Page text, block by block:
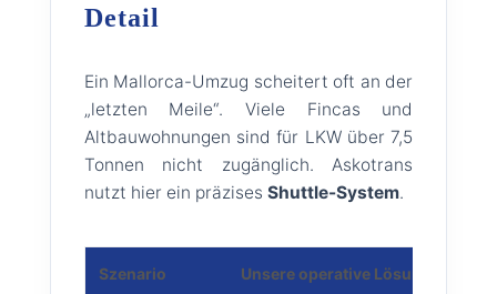
Detail
Ein Mallorca-Umzug scheitert oft an der
„letzten Meile“. Viele Fincas und
Altbauwohnungen sind für LKW über 7,5
Tonnen nicht zugänglich. Askotrans
nutzt hier ein präzises Shuttle-System.
Szenario Unsere operative Lösung